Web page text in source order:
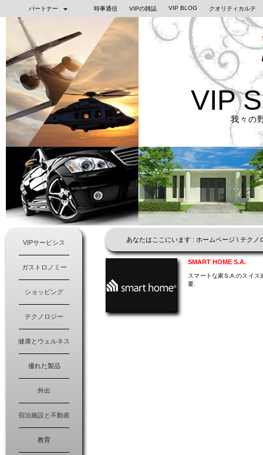
パートナー 時事通信 VIPの雑誌 VIP BLOG クオリティカルテ
VIP
我々の
VIPサービシス
ガストロノミー
ショッピング
テクノロジー
健康とウェルネス
優れた製品
外出
宿泊施設と不動産
教育
あなたはここにいます : ホームページ \ テクノ
SMART HOME S.A.
スマートな家S.A.のスイス
要.